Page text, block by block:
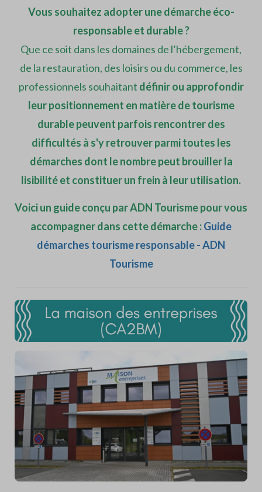
Vous souhaitez adopter une démarche éco-
responsable et durable ?
Que ce soit dans les domaines de l’hébergement,
de la restauration, des loisirs ou du commerce, les
professionnels souhaitant définir ou approfondir
leur positionnement en matière de tourisme
durable peuvent parfois rencontrer des
difficultés à s'y retrouver parmi toutes les
démarches dont le nombre peut brouiller la
lisibilité et constituer un frein à leur utilisation.
Voici un guide conçu par ADN Tourisme pour vous
accompagner dans cette démarche :Guide
démarches tourisme responsable - ADN
Tourisme